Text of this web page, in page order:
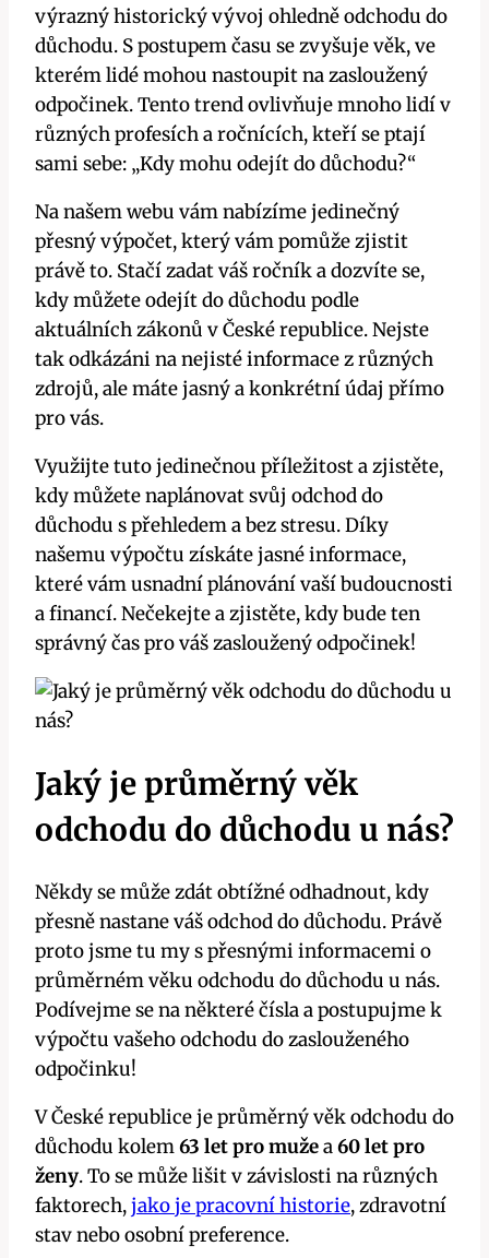
výrazný historický vývoj ohledně odchodu do
důchodu. S postupem času se zvyšuje věk, ve
kterém lidé mohou nastoupit na zasloužený
odpočinek. Tento trend ovlivňuje mnoho lidí v
různých profesích a ročnících, kteří se ptají
sami sebe: „Kdy mohu odejít do důchodu?“
Na našem webu vám nabízíme jedinečný
přesný výpočet, který vám pomůže zjistit
právě to. Stačí zadat váš ročník a dozvíte se,
kdy můžete odejít do důchodu podle
aktuálních zákonů v České republice. Nejste
tak odkázáni na nejisté informace z různých
zdrojů, ale máte jasný a konkrétní údaj přímo
pro vás.
Využijte tuto jedinečnou příležitost a zjistěte,
kdy můžete naplánovat svůj odchod do
důchodu s přehledem a bez stresu. Díky
našemu výpočtu získáte jasné informace,
které vám usnadní plánování vaší budoucnosti
a financí. Nečekejte a zjistěte, kdy bude ten
správný čas pro váš zasloužený odpočinek!
Jaký je průměrný věk
odchodu do důchodu u nás?
Někdy se může zdát obtížné odhadnout, kdy
přesně nastane váš odchod do důchodu. Právě
proto jsme tu my s přesnými informacemi o
průměrném věku odchodu do důchodu u nás.
Podívejme se na některé čísla a postupujme k
výpočtu vašeho odchodu do zaslouženého
odpočinku!
V České republice je průměrný věk odchodu do
důchodu kolem63 let pro mužea60 let pro
ženy. To se může lišit v závislosti na různých
faktorech,jako je pracovní historie, zdravotní
stav nebo osobní preference.